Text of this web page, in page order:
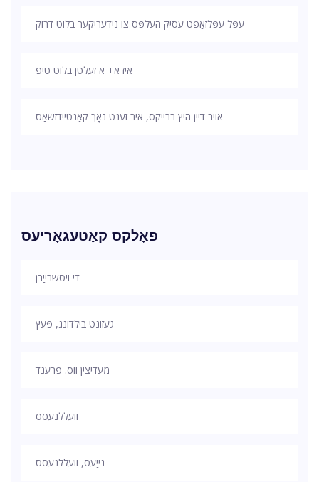
עפּל עפּלזאַפט עסיק העלפּס צו נידעריקער בלוט דרוק
איז אַ+ אַ זעלטן בלוט טיפּ
אויב דיין היץ ברייקס, איר זענט נאָך קאַנטיידזשאַס
פאָלקס קאַטעגאָריעס
די ויסשרייַבן
געזונט בילדונג, פּעץ
מעדיצין ווס. פרענד
וועללנעסס
נייַעס, וועללנעסס